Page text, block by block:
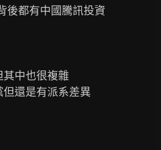
後都有中國騰訊投資
其中也很複雜
還是有派系差異